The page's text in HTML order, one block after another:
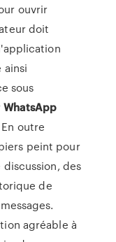
ouvrir
doit
sous
WhatsApp
outre
peint pour
des
de
agréable à